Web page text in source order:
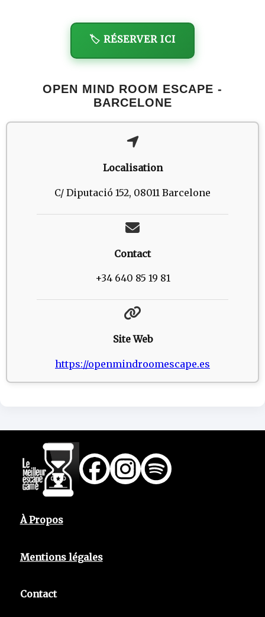
🏷️ RÉSERVER ICI
OPEN MIND ROOM ESCAPE -
BARCELONE
Localisation
C/ Diputació 152, 08011 Barcelone
Contact
+34 640 85 19 81
Site Web
https://openmindroomescape.es
À Propos
Mentions légales
Contact